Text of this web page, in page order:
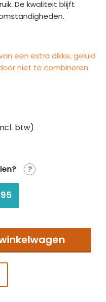
De kwaliteit blijft
een extra dikke, geluid
niet te combineren
btw)
?